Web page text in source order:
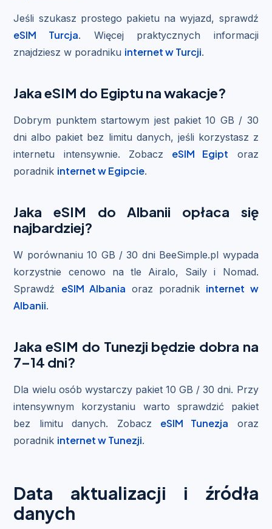
Jeśli szukasz prostego pakietu na wyjazd, sprawdź
eSIM Turcja. Więcej praktycznych informacji
znajdziesz w poradniku internet w Turcji.
Jaka eSIM do Egiptu na wakacje?
Dobrym punktem startowym jest pakiet 10 GB / 30
dni albo pakiet bez limitu danych, jeśli korzystasz z
internetu intensywnie. Zobacz eSIM Egipt oraz
poradnik internet w Egipcie.
Jaka eSIM do Albanii opłaca się
najbardziej?
W porównaniu 10 GB / 30 dni BeeSimple.pl wypada
korzystnie cenowo na tle Airalo, Saily i Nomad.
Sprawdź eSIM Albania oraz poradnik internet w
Albanii.
Jaka eSIM do Tunezji będzie dobra na
7–14 dni?
Dla wielu osób wystarczy pakiet 10 GB / 30 dni. Przy
intensywnym korzystaniu warto sprawdzić pakiet
bez limitu danych. Zobacz eSIM Tunezja oraz
poradnik internet w Tunezji.
Data aktualizacji i źródła
danych